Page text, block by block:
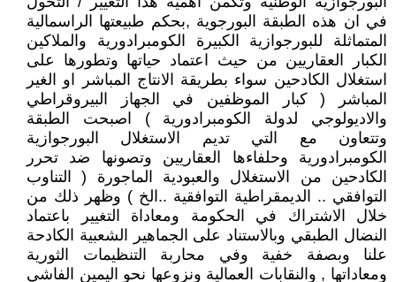
في ان هذه الطبقة البورجوية ,بحكم طبيعتها الراسمالية
المتماثلة للبورجوازية الكبيرة الكومبرادورية والملاكين
الكبار العقاريين من حيث اعتماد حياتها وتطورها على
استغلال الكادحين سواء بطريقة الانتاج المباشر او الغير
المباشر ( كبار الموظفين في الجهاز البيروقراطي
والاديولوجي لدولة الكومبرادورية ) اصبحت الطبقة
وتتعاون مع التي تديم الاستغلال البورجوازية
الكومبرادورية وحلفاءها العقاريين وتصونها ضد تحرر
الكادحين من الاستغلال والعبودية الماجورة ( التناوب
التوافقي .. الديمقراطية التوافقية ..الخ ) وظهر ذلك من
خلال الاشتراك في الحكومة ومعاداة التغيير باعتماد
النضال الطبقي وبالاستناد على الجماهير الشعبية الكادحة
علنا وبصفة خفية وفي محاربة التنظيمات الثورية
ومعاداتها , والنقابات العمالية ونزوعها نحو اليمين الفاشي